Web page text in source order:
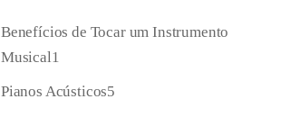
Benefícios de Tocar um Instrumento
Musical1
Pianos Acústicos5